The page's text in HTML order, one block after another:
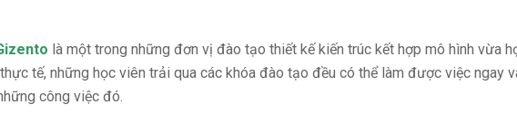
là một trong những đơn vị đào tạo thiết kế kiến trúc kết hợp mô hình vừa
tế, những học viên trải qua các khóa đào tạo đều có thể làm được việc ngay
công việc đó.